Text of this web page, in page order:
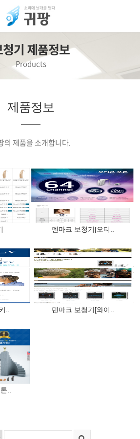
청기 제품정보
Products
제품정보
의 제품을 소개합니다.
덴마크 보청기[오티..
.. 덴마크 보청기[와이..
..